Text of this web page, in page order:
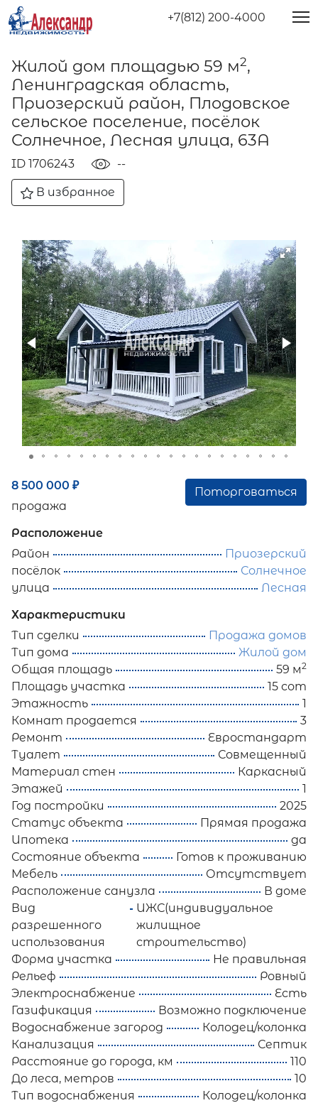
+7(812) 200-4000
Жилой дом площадью 59 м2,
Ленинградская область,
Приозерский район, Плодовское
сельское поселение, посёлок
Солнечное, Лесная улица, 63А
ID 1706243 --
В избранное
8 500 000 ₽
продажа
Поторговаться
Расположение
Район
Приозерский
посёлок
Солнечное
улица
Лесная
Характеристики
Тип сделки
Продажа домов
Тип дома
Жилой дом
Общая площадь
59 м2
Площадь участка
15 сот
Этажность
1
Комнат продается
3
Ремонт
Евростандарт
Туалет
Совмещенный
Материал стен
Каркасный
Этажей
1
Год постройки
2025
Статус объекта
Прямая продажа
Ипотека
да
Состояние объекта
Готов к проживанию
Мебель
Отсутствует
Расположение санузла
В доме
Вид
разрешенного
использования
ИЖС(индивидуальное
жилищное
строительство)
Форма участка
Не правильная
Рельеф
Ровный
Электроснабжение
Есть
Газификация
Возможно подключение
Водоснабжение загород
Колодец/колонка
Канализация
Септик
Расстояние до города, км
110
До леса, метров
10
Тип водоснабжения
Колодец/колонка